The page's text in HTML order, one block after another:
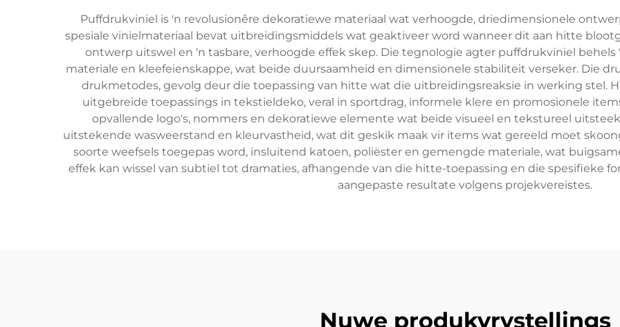
Puffdrukviniel is 'n revolusionêre dekoratiewe materiaal wat verhoogde, driedimensionele
spesiale vinielmateriaal bevat uitbreidingsmiddels wat geaktiveer word wanneer dit aan hitte
ontwerp uitswel en 'n tasbare, verhoogde effek skep. Die tegnologie agter puffdrukviniel
materiale en kleefeienskappe, wat beide duursaamheid en dimensionele stabiliteit verseker. Die
drukmetodes, gevolg deur die toepassing van hitte wat die uitbreidingsreaksie in werking stel.
uitgebreide toepassings in tekstieldeko, veral in sportdrag, informele klere en promosionele
opvallende logo's, nommers en dekoratiewe elemente wat beide visueel en tekstureel
uitstekende wasweerstand en kleurvastheid, wat dit geskik maak vir items wat gereeld moet
soorte weefsels toegepas word, insluitend katoen, poliëster en gemengde materiale, wat
effek kan wissel van subtiel tot dramaties, afhangende van die hitte-toepassing en die spesifieke
aangepaste resultate volgens projekvereistes.
Nuwe produkvrystellings